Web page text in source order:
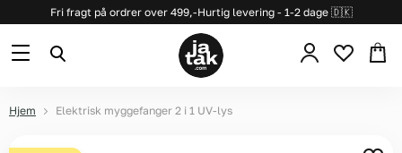
Fri fragt på ordrer over 499,-Hurtig levering - 1-2 dage 🇩🇰
Hjem Elektrisk myggefanger 2 i 1 UV-lys